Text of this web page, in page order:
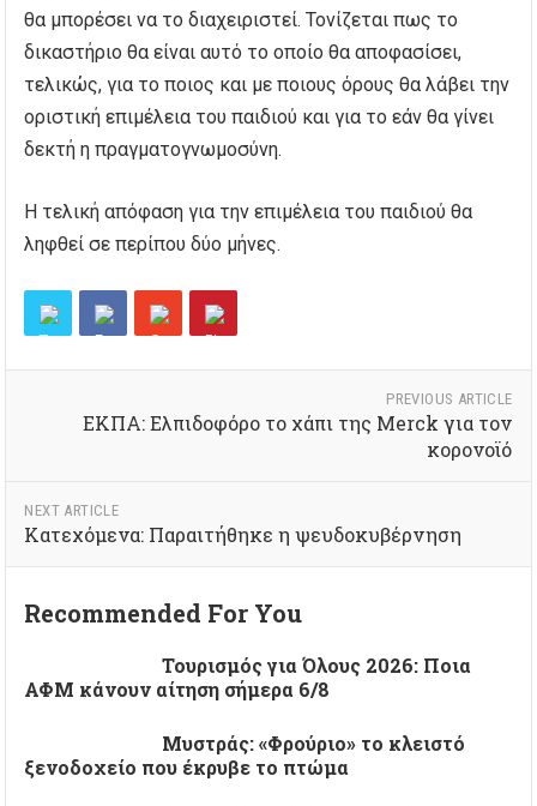
θα μπορέσει να το διαχειριστεί. Τονίζεται πως το
δικαστήριο θα είναι αυτό το οποίο θα αποφασίσει,
τελικώς, για το ποιος και με ποιους όρους θα λάβει την
οριστική επιμέλεια του παιδιού και για το εάν θα γίνει
δεκτή η πραγματογνωμοσύνη.
Η τελική απόφαση για την επιμέλεια του παιδιού θα
ληφθεί σε περίπου δύο μήνες.
PREVIOUS ARTICLE
ΕΚΠΑ: Ελπιδοφόρο το χάπι της Merck για τον
κορονοϊό
NEXT ARTICLE
Kατεχόμενα: Παραιτήθηκε η ψευδοκυβέρνηση
Recommended For You
Τουρισμός για Όλους 2026: Ποια
ΑΦΜ κάνουν αίτηση σήμερα 6/8
Μυστράς: «Φρούριο» το κλειστό
ξενοδοχείο που έκρυβε το πτώμα